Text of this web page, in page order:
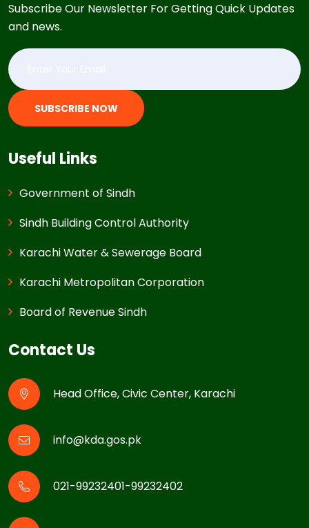
Subscribe Our Newsletter For Getting Quick Updates
and news.
SUBSCRIBE NOW
Useful Links
Government of Sindh
Sindh Building Control Authority
Karachi Water & Sewerage Board
Karachi Metropolitan Corporation
Board of Revenue Sindh
Contact Us
Head Office, Civic Center, Karachi
info@kda.gos.pk
021-99232401-99232402